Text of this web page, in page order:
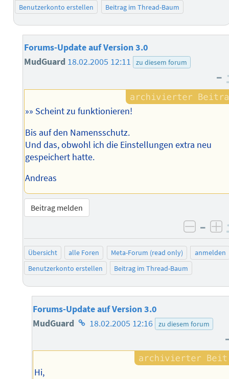
Benutzerkonto erstellen Beitrag im Thread-Baum
Forums-Update auf Version 3.0
MudGuard 18.02.2005 12:11 zu diesem forum
–
»» Scheint zu funktionieren!
Bis auf den Namensschutz.
Und das, obwohl ich die Einstellungen extra neu
gespeichert hatte.
Andreas
Beitrag melden
–
Übersicht alle Foren Meta-Forum (read only)
anmelden
Benutzerkonto erstellen
Beitrag im Thread-Baum
Forums-Update auf Version 3.0
MudGuard Homepage
Autors
18.02.2005 12:16 zu diesem forum
Hi,